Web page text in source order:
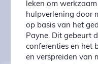
leken om
hulpverlening door
op basis van het
Payne. Dit gebeurt
conferenties en het
en verspreiden van